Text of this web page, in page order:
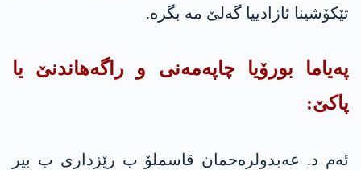
تێکۆشینا ئازادییا گەلێ مە بگرە.
پەیاما بورۆیا چاپەمەنی و راگەهاندنێ یا
پاکێ:
ئەم د. عەبدولرەحمان قاسملۆ ب رێزداری ب بیر